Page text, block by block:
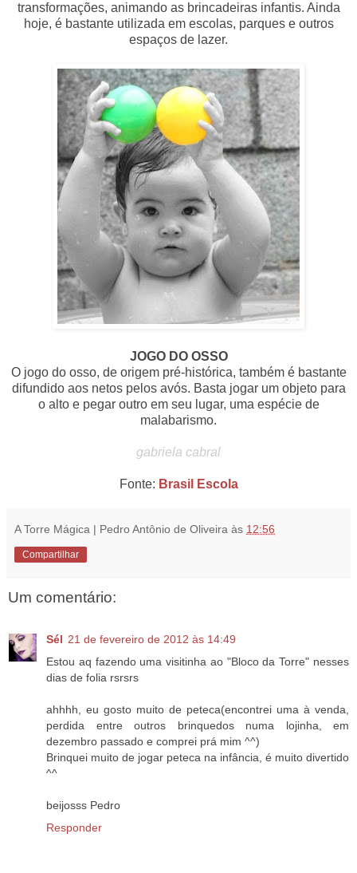
transformações, animando as brincadeiras infantis. Ainda
hoje, é bastante utilizada em escolas, parques e outros
espaços de lazer.
JOGO DO OSSO
O jogo do osso, de origem pré-histórica, também é bastante
difundido aos netos pelos avós. Basta jogar um objeto para
o alto e pegar outro em seu lugar, uma espécie de
malabarismo.
gabriela cabral
Fonte: Brasil Escola
A Torre Mágica | Pedro Antônio de Oliveira às 12:56
Compartilhar
Um comentário:
Sél 21 de fevereiro de 2012 às 14:49
Estou aq fazendo uma visitinha ao "Bloco da Torre" nesses
dias de folia rsrsrs
ahhhh, eu gosto muito de peteca(encontrei uma à venda,
perdida entre outros brinquedos numa lojinha, em
dezembro passado e comprei prá mim ^^)
Brinquei muito de jogar peteca na infância, é muito divertido
^^
beijosss Pedro
Responder